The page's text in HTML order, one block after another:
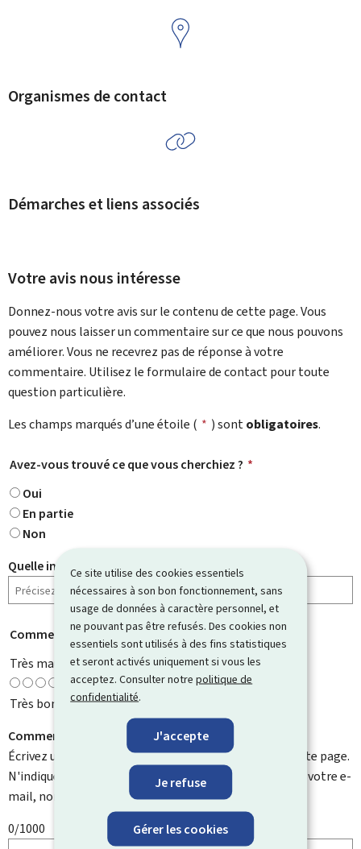
Ce site utilise des cookies essentiels
nécessaires à son bon fonctionnement, sans
usage de données à caractère personnel, et
ne pouvant pas être refusés. Des cookies non
essentiels sont utilisés à des fins statistiques
et seront activés uniquement si vous les
acceptez. Consulter notrepolitique de
confidentialité.
J'accepte
Je refuse
Gérer les cookies
Organismes de contact
Démarches et liens associés
Votre avis nous intéresse
Donnez-nous votre avis sur le contenu de cette page. Vous
pouvez nous laisser un commentaire sur ce que nous pouvons
améliorer. Vous ne recevrez pas de réponse à votre
commentaire. Utilisez le formulaire de contact pour toute
question particulière.
Les champs marqués d’une étoile ( * ) sontobligatoires.
Avez-vous trouvé ce que vous cherchiez ? *
Oui
En partie
Non
Quelle information cherchiez-vous ?
Comment évaluez-vous cette page ? *
Très mauvaise
Très bonne
Comment pouvons-nous l'améliorer ?
Écrivez un commentaire et aidez-nous à améliorer cette page.
N'indiquez pas d'informations personnelles telles que votre e-
mail, nom, numéro de téléphone, etc.
0/1000